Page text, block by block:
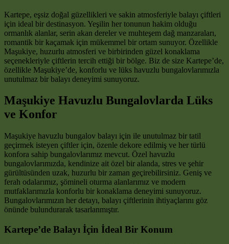
Kartepe, eşsiz doğal güzellikleri ve sakin atmosferiyle balayı çiftleri
için ideal bir destinasyon. Yeşilin her tonunun hakim olduğu
ormanlık alanlar, serin akan dereler ve muhteşem dağ manzaraları,
romantik bir kaçamak için mükemmel bir ortam sunuyor. Özellikle
Maşukiye, huzurlu atmosferi ve birbirinden güzel konaklama
seçenekleriyle çiftlerin tercih ettiği bir bölge. Biz de size Kartepe’de,
özellikle Maşukiye’de, konforlu ve lüks havuzlu bungalovlarımızla
unutulmaz bir balayı deneyimi sunuyoruz.
Maşukiye Havuzlu Bungalovlarda Lüks
ve Konfor
Maşukiye havuzlu bungalov balayı için ile unutulmaz bir tatil
geçirmek isteyen çiftler için, özenle dekore edilmiş ve her türlü
konfora sahip bungalovlarımız mevcut. Özel havuzlu
bungalovlarımızda, kendinize ait özel bir alanda, stres ve şehir
gürültüsünden uzak, huzurlu bir zaman geçirebilirsiniz. Geniş ve
ferah odalarımız, şömineli oturma alanlarımız ve modern
mutfaklarımızla konforlu bir konaklama deneyimi sunuyoruz.
Bungalovlarımızın her detayı, balayı çiftlerinin ihtiyaçlarını göz
önünde bulundurarak tasarlanmıştır.
Kartepe’de Balayı İçin İdeal Bir Konum